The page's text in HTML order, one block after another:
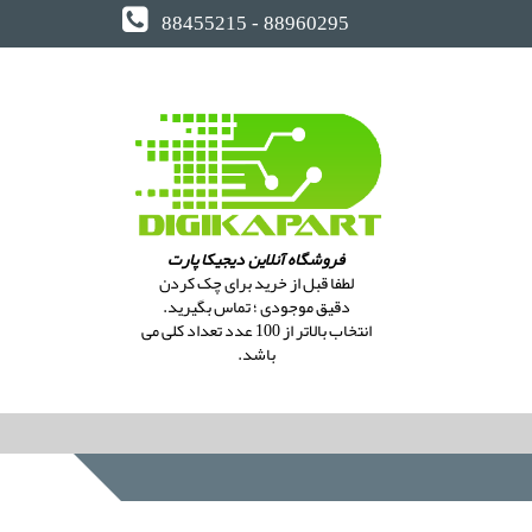
88455215 - 88960295
فروشگاه آنلاین دیجیکا پارت
لطفا قبل از خرید برای چک کردن
دقیق موجودی ؛ تماس بگیرید.
انتخاب بالاتر از 100 عدد تعداد کلی می
باشد.